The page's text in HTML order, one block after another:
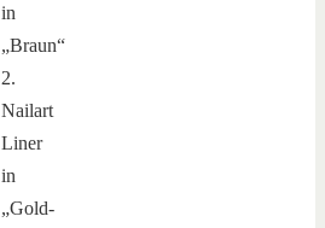
in
„Braun“
2.
Nailart
Liner
in
„Gold-